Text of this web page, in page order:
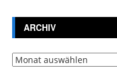
ARCHIV
Archiv